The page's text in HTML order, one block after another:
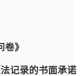
》
记录的书面承诺